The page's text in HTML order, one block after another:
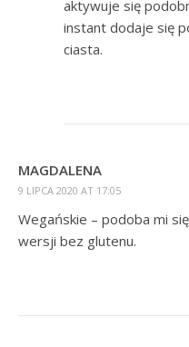
aktywuje się
instant dodaje się
ciasta.
MAGDALENA
9 LIPCA 2020 AT 17:05
Wegańskie – podoba mi
wersji bez glutenu.